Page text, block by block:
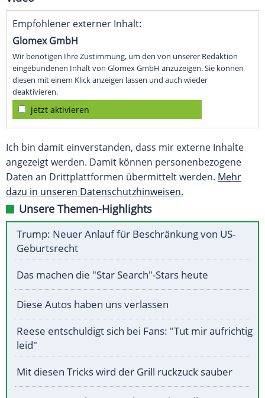
Empfohlener externer Inhalt:
Glomex GmbH
Wir benötigen Ihre Zustimmung, um den von unserer Redaktion
eingebundenen Inhalt von Glomex GmbH anzuzeigen. Sie können
diesen mit einem Klick anzeigen lassen und auch wieder
deaktivieren.
jetzt aktivieren
Ich bin damit einverstanden, dass mir externe Inhalte
angezeigt werden. Damit können personenbezogene
Daten an Drittplattformen übermittelt werden. Mehr
dazu in unseren Datenschutzhinweisen.
Unsere Themen-Highlights
Trump: Neuer Anlauf für Beschränkung von US-
Geburtsrecht
Das machen die "Star Search"-Stars heute
Diese Autos haben uns verlassen
Reese entschuldigt sich bei Fans: "Tut mir aufrichtig
leid"
Mit diesen Tricks wird der Grill ruckzuck sauber